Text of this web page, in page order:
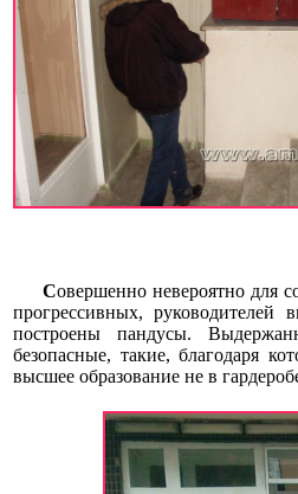
Совершенно невероятно для
прогрессивных,
построены пандусы.
безопасные, такие, благодаря
высшее образование не в